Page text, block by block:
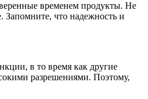
временем продукты. Не
Запомните, что надежность и
в то время как другие
разрешениями. Поэтому,